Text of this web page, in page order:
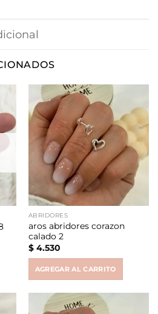
ABRIDORES
aros abridores corazon
calado 2
$4.530
AGREGAR AL CARRITO